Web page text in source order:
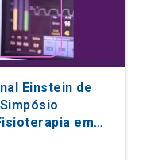
Einstein de
em